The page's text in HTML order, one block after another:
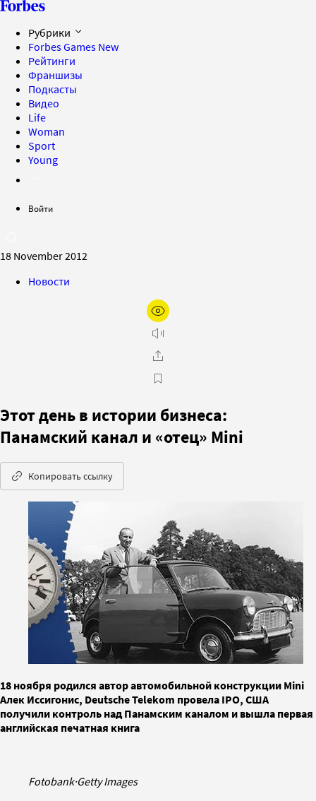
Рубрики
Forbes Games New
Рейтинги
Франшизы
Подкасты
Видео
Life
Woman
Sport
Young
Войти
18 November 2012
Новости
Этот день в истории бизнеса:
Панамский канал и «отец» Mini
Копировать ссылку
18 ноября родился автор автомобильной конструкции Mini
Алек Иссигонис, Deutsche Telekom провела IPO, США
получили контроль над Панамским каналом и вышла первая
английская печатная книга
Fotobank·Getty Images